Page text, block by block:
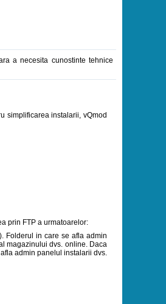
a necesita cunostinte tehnice
simplificarea instalarii, vQmod
prin FTP a urmatoarelor:
Folderul in care se afla admin
magazinului dvs. online. Daca
admin panelul instalarii dvs.